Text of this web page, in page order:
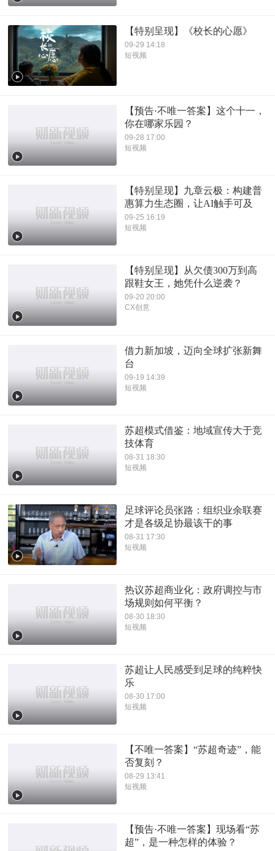
【特别呈现】《校长的心愿》
09-29 14:18
短视频
【预告·不唯一答案】这个十一，
你在哪家乐园？
09-28 17:00
短视频
【特别呈现】九章云极：构建普
惠算力生态圈，让AI触手可及
09-25 16:19
短视频
【特别呈现】从欠债300万到高
跟鞋女王，她凭什么逆袭？
09-20 20:00
CX创意
借力新加坡，迈向全球扩张新舞
台
09-19 14:39
短视频
苏超模式借鉴：地域宣传大于竞
技体育
08-31 18:30
短视频
足球评论员张路：组织业余联赛
才是各级足协最该干的事
08-31 17:30
短视频
热议苏超商业化：政府调控与市
场规则如何平衡？
08-30 18:30
短视频
苏超让人民感受到足球的纯粹快
乐
08-30 17:00
短视频
【不唯一答案】“苏超奇迹”，能
否复刻？
08-29 13:41
短视频
【预告·不唯一答案】现场看“苏
超”，是一种怎样的体验？